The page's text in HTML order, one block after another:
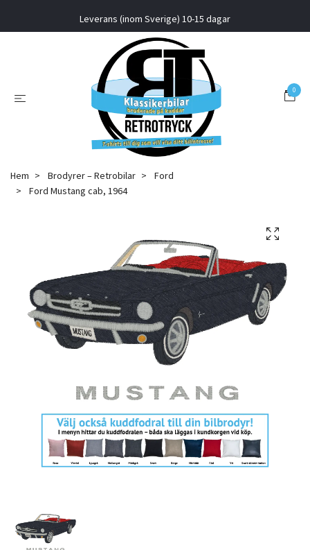
Leverans (inom Sverige) 10-15 dagar
0
Hem Brodyrer – Retrobilar
Ford
Ford Mustang cab, 1964